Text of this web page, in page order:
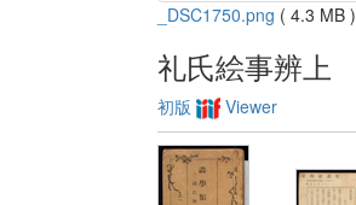
_DSC1750.png ( 4.3 MB )
礼氏絵事辨上
初版 Viewer